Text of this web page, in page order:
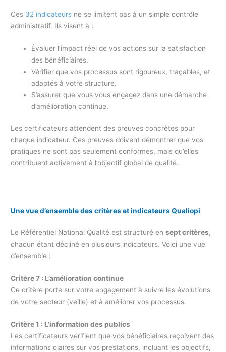
Ces 32 indicateurs ne se limitent pas à un simple contrôle
administratif. Ils visent à :
Évaluer l’impact réel de vos actions sur la satisfaction
des bénéficiaires.
Vérifier que vos processus sont rigoureux, traçables, et
adaptés à votre structure.
S’assurer que vous vous engagez dans une démarche
d’amélioration continue.
Les certificateurs attendent des preuves concrètes pour
chaque indicateur. Ces preuves doivent démontrer que vos
pratiques ne sont pas seulement conformes, mais qu’elles
contribuent activement à l’objectif global de qualité.
Une vue d’ensemble des critères et indicateurs Qualiopi
Le Référentiel National Qualité est structuré ensept critères,
chacun étant décliné en plusieurs indicateurs. Voici une vue
d’ensemble :
Critère 7 : L’amélioration continue
Ce critère porte sur votre engagement à suivre les évolutions
de votre secteur (veille) et à améliorer vos processus.
Critère 1 : L’information des publics
Les certificateurs vérifient que vos bénéficiaires reçoivent des
informations claires sur vos prestations, incluant les objectifs,